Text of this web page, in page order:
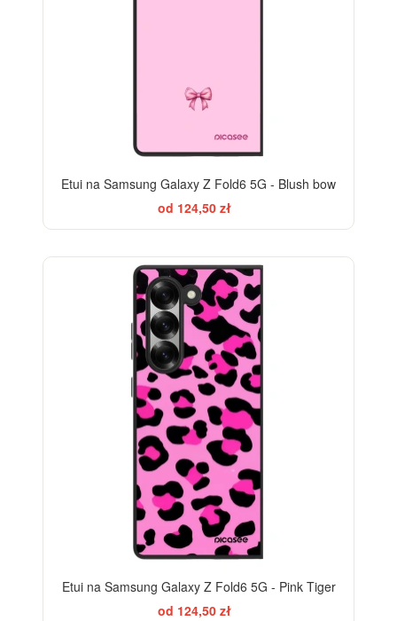
Etui na Samsung Galaxy Z Fold6 5G - Blush bow
od 124,50 zł
Etui na Samsung Galaxy Z Fold6 5G - Pink Tiger
od 124,50 zł